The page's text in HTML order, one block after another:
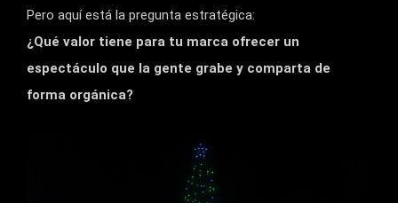
Pero aquí está la pregunta estratégica:
¿Qué valor tiene para tu marca ofrecer un
espectáculo que la gente grabe y comparta de
forma orgánica?